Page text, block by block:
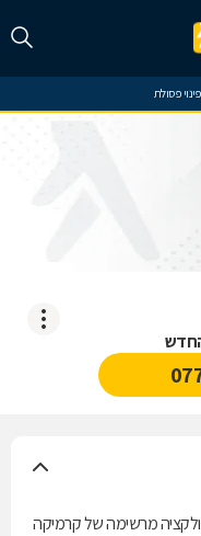
פסולת
קולקציה מרשימה של קרמיקה